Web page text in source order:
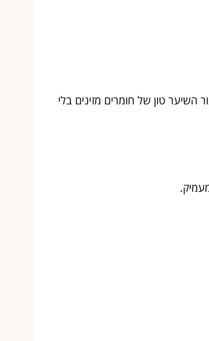
השיער טון של חומרים מזינים בלי